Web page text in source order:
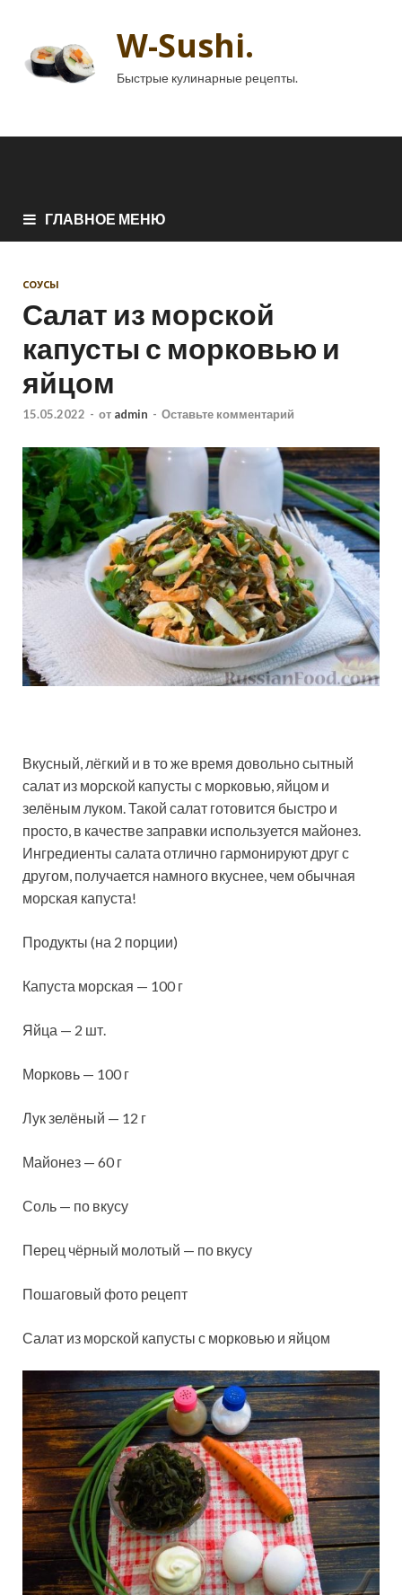
W-Sushi.
Быстрые кулинарные рецепты.
ГЛАВНОЕ МЕНЮ
СОУСЫ
Салат из морской
капусты с морковью и
яйцом
15.05.2022 - от admin - Оставьте комментарий
Вкусный, лёгкий и в то же время довольно сытный
салат из морской капусты с морковью, яйцом и
зелёным луком. Такой салат готовится быстро и
просто, в качестве заправки используется майонез.
Ингредиенты салата отлично гармонируют друг с
другом, получается намного вкуснее, чем обычная
морская капуста!
Продукты (на 2 порции)
Капуста морская — 100 г
Яйца — 2 шт.
Морковь — 100 г
Лук зелёный — 12 г
Майонез — 60 г
Соль — по вкусу
Перец чёрный молотый — по вкусу
Пошаговый фото рецепт
Салат из морской капусты с морковью и яйцом